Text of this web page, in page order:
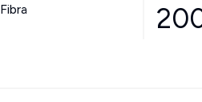
Fibra